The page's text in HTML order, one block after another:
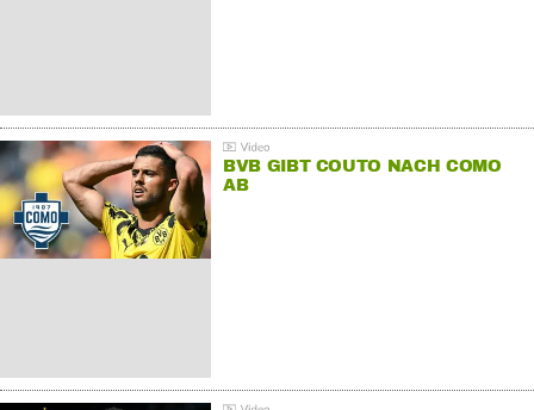
BVB GIBT COUTO NACH COMO
AB